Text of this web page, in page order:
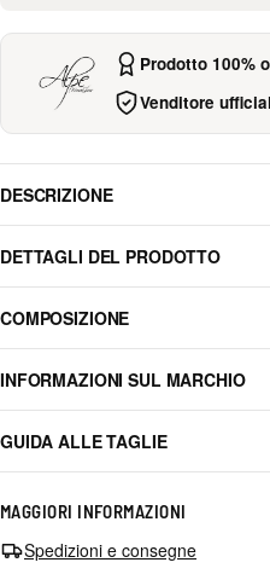
Prodotto 100%
Venditore
DESCRIZIONE
DETTAGLI DEL PRODOTTO
COMPOSIZIONE
INFORMAZIONI SUL MARCHIO
GUIDA ALLE TAGLIE
MAGGIORI INFORMAZIONI
Spedizioni e consegne